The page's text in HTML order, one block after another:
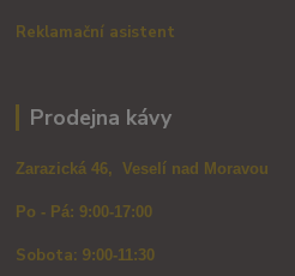
Reklamační asistent
Prodejna kávy
Zarazická 46, Veselí nad Moravou
Po - Pá: 9:00-17:00
Sobota: 9:00-11:30